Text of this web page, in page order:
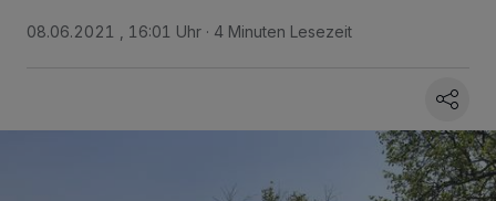
08.06.2021 , 16:01 Uhr 4 Minuten Lesezeit